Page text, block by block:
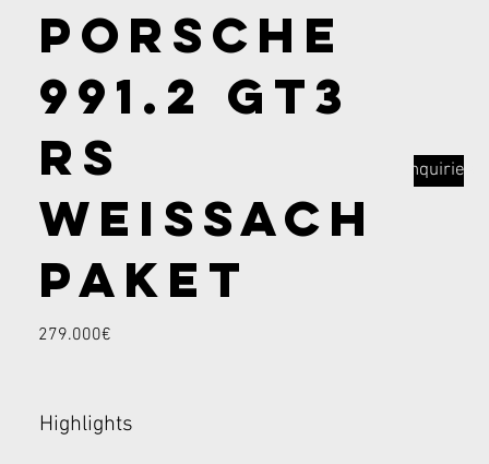
Porsche
991.2 GT3
RS
Weissach
Paket
279.000€
Highlights
Inquiries